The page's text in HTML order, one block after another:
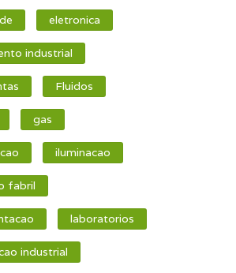
eletronica
industrial
Fluidos
gas
iluminacao
fabril
laboratorios
industrial